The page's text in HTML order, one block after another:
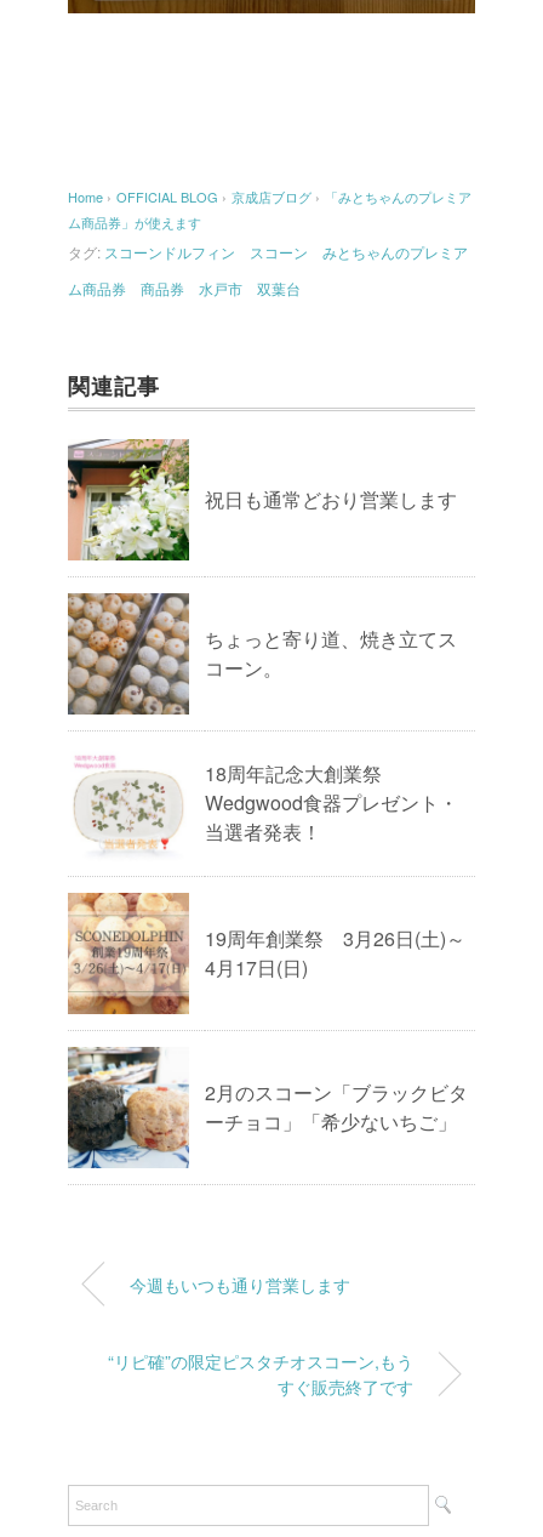
Home › OFFICIAL BLOG › 京成店ブログ ›
「みとちゃんのプレミア
ム商品券」が使えます
タグ: スコーンドルフィン スコーン みとちゃんのプレミア
ム商品券 商品券 水戸市 双葉台
関連記事
祝日も通常どおり営業します
ちょっと寄り道、焼き立てス
コーン。
18周年記念大創業祭
Wedgwood食器プレゼント・
当選者発表！
19周年創業祭 3月26日(土)～
4月17日(日)
2月のスコーン「ブラックビタ
ーチョコ」「希少ないちご」
今週もいつも通り営業します
“リピ確”の限定ピスタチオスコーン,もう
すぐ販売終了です